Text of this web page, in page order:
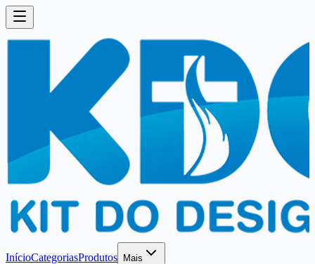
InícioCategoriasProdutos Mais